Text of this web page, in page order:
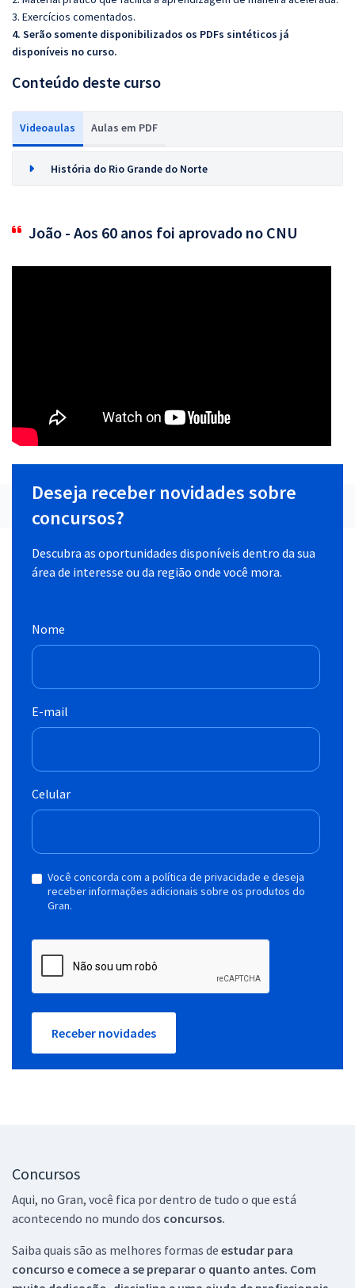
3. Exercícios comentados.
4. Serão somente disponibilizados os PDFs sintéticos já
disponíveis no curso.
Conteúdo deste curso
Videoaulas Aulas em PDF
História do Rio Grande do Norte
João - Aos 60 anos foi aprovado no CNU
Deseja receber novidades sobre
concursos?
Descubra as oportunidades disponíveis dentro da sua
área de interesse ou da região onde você mora.
Nome
E-mail
Celular
Você concorda com a política de privacidade e deseja
receber informações adicionais sobre os produtos do
Gran.
Receber novidades
Concursos
Aqui, no Gran, você fica por dentro de tudo o que está
acontecendo no mundo dos concursos.
Saiba quais são as melhores formas de estudar para
concurso e comece a se preparar o quanto antes. Com